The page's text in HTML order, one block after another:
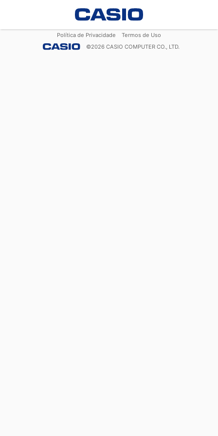
Política de Privacidade
Termos de Uso
©2026 CASIO COMPUTER CO., LTD.